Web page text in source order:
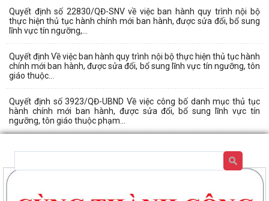
Quyết định số 22830/QĐ-SNV về việc ban hành quy trình nội bộ
thực hiện thủ tục hành chính mới ban hành, được sửa đổi, bổ sung
lĩnh vực tín ngưỡng,...
Quyết định Về việc ban hành quy trình nội bộ thực hiện thủ tục hành
chính mới ban hành, được sửa đổi, bổ sung lĩnh vực tín ngưỡng, tôn
giáo thuộc...
Quyết định số 3923/QĐ-UBND Về việc công bố danh mục thủ tục
hành chính mới ban hành, được sửa đổi, bổ sung lĩnh vực tín
ngưỡng, tôn giáo thuộc phạm...